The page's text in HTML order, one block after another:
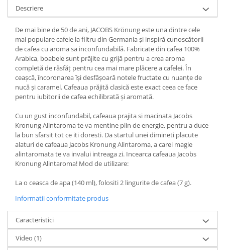
Descriere
De mai bine de 50 de ani, JACOBS Krönung este una dintre cele
mai populare cafele la filtru din Germania și inspiră cunoscătorii
de cafea cu aroma sa inconfundabilă. Fabricate din cafea 100%
Arabica, boabele sunt prăjite cu grijă pentru a crea aroma
completă de răsfăț pentru cea mai mare plăcere a cafelei. În
ceașcă, încoronarea își desfășoară notele fructate cu nuanțe de
nucă și caramel. Cafeaua prăjită clasică este exact ceea ce face
pentru iubitorii de cafea echilibrată și aromată.
Cu un gust inconfundabil, cafeaua prajita si macinata Jacobs
Kronung Alintaroma te va mentine plin de energie, pentru a duce
la bun sfarsit tot ce iti doresti. Da startul unei dimineti placute
alaturi de cafeaua Jacobs Kronung Alintaroma, a carei magie
alintaromata te va invalui intreaga zi. Incearca cafeaua Jacobs
Kronung Alintaroma! Mod de utilizare:
La o ceasca de apa (140 ml), folositi 2 lingurite de cafea (7 g).
Informatii conformitate produs
Caracteristici
Video (1)